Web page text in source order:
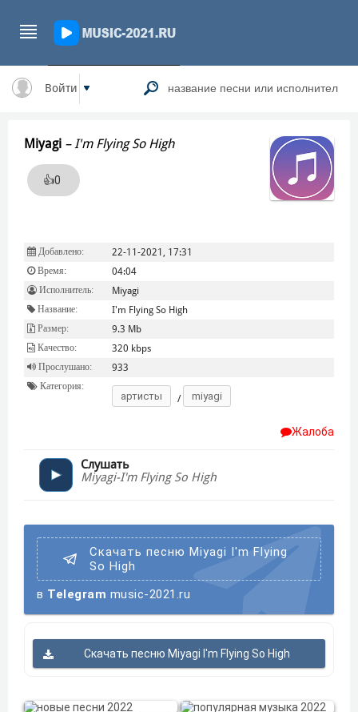
Войти
Miyagi – I'm Flying So High
👍0
Добавлено: 22-11-2021, 17:31
Время: 04:04
Исполнитель: Miyagi
Название: I'm Flying So High
Размер: 9.3 Mb
Качество: 320 kbps
Прослушано: 933
Категория:
артисты / miyagi
Жалоба
Слушать
Miyagi-I'm Flying So High
Скачать песню Miyagi I'm Flying
So High
в Telegram music-2021.ru
Скачать песню Miyagi I'm Flying So High